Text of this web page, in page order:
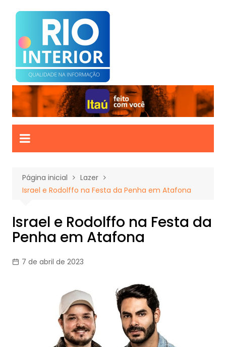
para
conteúdo
Página inicial
Lazer
Israel e Rodolffo na Festa da Penha em Atafona
Israel e Rodolffo na Festa da
Penha em Atafona
7 de abril de 2023